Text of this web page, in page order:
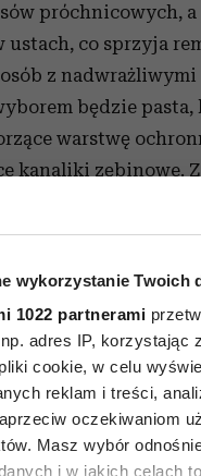
wykorzystanie Twoich
1022 partnerami
adres IP, korzystając
cookie, w celu
reklam i treści,
oczekiwaniom
Masz wybór
i w jakich celach
próchnicowych,
ustach, co sprzyja
z nadwrażliwymi
będzie pasta,
warstwę
kanaliki zębinowe.
i
pasty z
płytki nazębnej, np.
– mówi lek. stom.
pan brat
aparat